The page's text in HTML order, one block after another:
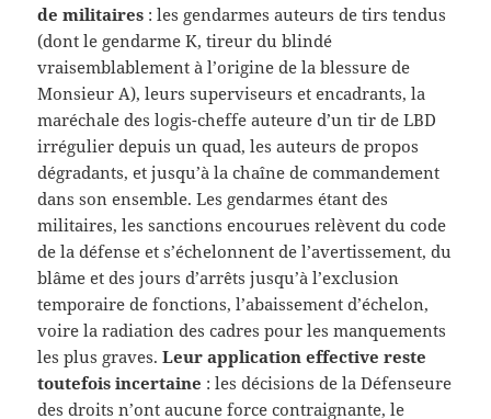
de militaires : les gendarmes auteurs de tirs tendus
(dont le gendarme K, tireur du blindé
vraisemblablement à l’origine de la blessure de
Monsieur A), leurs superviseurs et encadrants, la
maréchale des logis-cheffe auteure d’un tir de LBD
irrégulier depuis un quad, les auteurs de propos
dégradants, et jusqu’à la chaîne de commandement
dans son ensemble. Les gendarmes étant des
militaires, les sanctions encourues relèvent du code
de la défense et s’échelonnent de l’avertissement, du
blâme et des jours d’arrêts jusqu’à l’exclusion
temporaire de fonctions, l’abaissement d’échelon,
voire la radiation des cadres pour les manquements
les plus graves.Leur application effective reste
toutefois incertaine : les décisions de la Défenseure
des droits n’ont aucune force contraignante, le